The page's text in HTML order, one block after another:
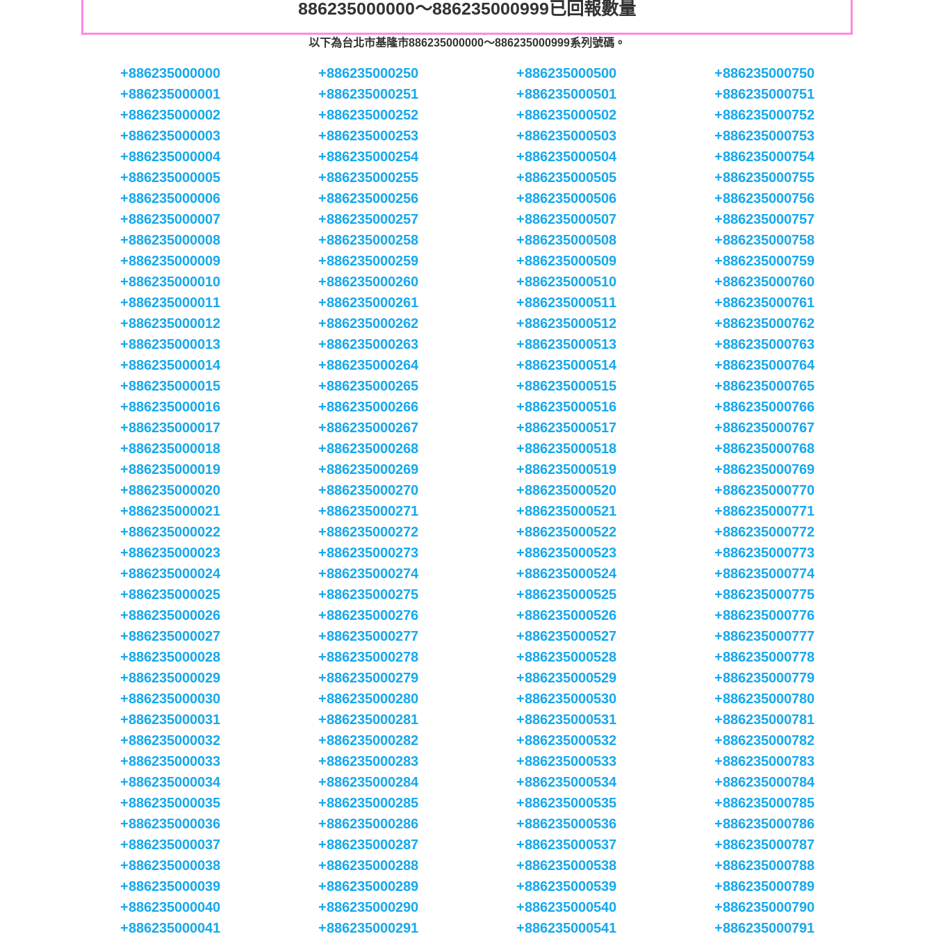
886235000000～886235000999已回報數量
以下為台北市基隆市886235000000～886235000999系列號碼。
+886235000000
+886235000001
+886235000002
+886235000003
+886235000004
+886235000005
+886235000006
+886235000007
+886235000008
+886235000009
+886235000010
+886235000011
+886235000012
+886235000013
+886235000014
+886235000015
+886235000016
+886235000017
+886235000018
+886235000019
+886235000020
+886235000021
+886235000022
+886235000023
+886235000024
+886235000025
+886235000026
+886235000027
+886235000028
+886235000029
+886235000030
+886235000031
+886235000032
+886235000033
+886235000034
+886235000035
+886235000036
+886235000037
+886235000038
+886235000039
+886235000040
+886235000041
+886235000250
+886235000251
+886235000252
+886235000253
+886235000254
+886235000255
+886235000256
+886235000257
+886235000258
+886235000259
+886235000260
+886235000261
+886235000262
+886235000263
+886235000264
+886235000265
+886235000266
+886235000267
+886235000268
+886235000269
+886235000270
+886235000271
+886235000272
+886235000273
+886235000274
+886235000275
+886235000276
+886235000277
+886235000278
+886235000279
+886235000280
+886235000281
+886235000282
+886235000283
+886235000284
+886235000285
+886235000286
+886235000287
+886235000288
+886235000289
+886235000290
+886235000291
+886235000500
+886235000501
+886235000502
+886235000503
+886235000504
+886235000505
+886235000506
+886235000507
+886235000508
+886235000509
+886235000510
+886235000511
+886235000512
+886235000513
+886235000514
+886235000515
+886235000516
+886235000517
+886235000518
+886235000519
+886235000520
+886235000521
+886235000522
+886235000523
+886235000524
+886235000525
+886235000526
+886235000527
+886235000528
+886235000529
+886235000530
+886235000531
+886235000532
+886235000533
+886235000534
+886235000535
+886235000536
+886235000537
+886235000538
+886235000539
+886235000540
+886235000541
+886235000750
+886235000751
+886235000752
+886235000753
+886235000754
+886235000755
+886235000756
+886235000757
+886235000758
+886235000759
+886235000760
+886235000761
+886235000762
+886235000763
+886235000764
+886235000765
+886235000766
+886235000767
+886235000768
+886235000769
+886235000770
+886235000771
+886235000772
+886235000773
+886235000774
+886235000775
+886235000776
+886235000777
+886235000778
+886235000779
+886235000780
+886235000781
+886235000782
+886235000783
+886235000784
+886235000785
+886235000786
+886235000787
+886235000788
+886235000789
+886235000790
+886235000791